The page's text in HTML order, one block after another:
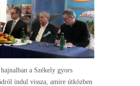
a Székely gyors
indul vissza, amire útközben